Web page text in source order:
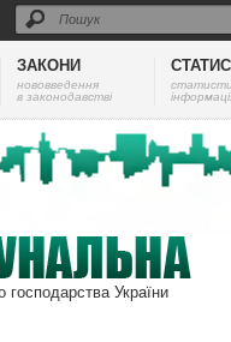
ЗАКОНИ
нововведення
в законодавстві
господарства України